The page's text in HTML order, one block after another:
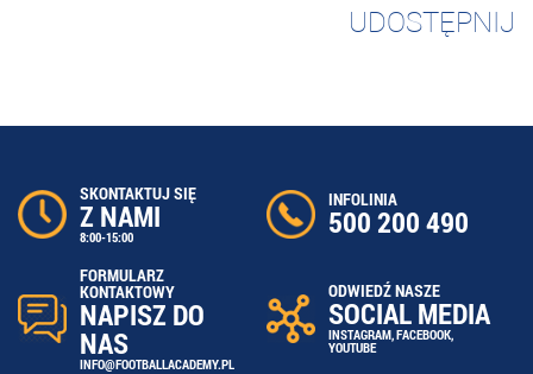
UDOSTĘPNIJ
SKONTAKTUJ SIĘ
Z NAMI
8:00-15:00
INFOLINIA
500 200 490
FORMULARZ
KONTAKTOWY
NAPISZ DO
NAS
INFO@FOOTBALLACADEMY.PL
ODWIEDŹ NASZE
SOCIAL MEDIA
INSTAGRAM,FACEBOOK,
YOUTUBE